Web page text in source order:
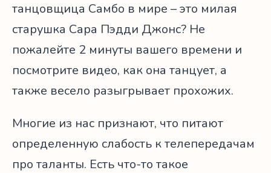
танцовщица Самбо в мире – это милая
старушка Сара Пэдди Джонс? Не
пожалейте 2 минуты вашего времени и
посмотрите видео, как она танцует, а
также весело разыгрывает прохожих.
Многие из нас признают, что питают
определенную слабость к телепередачам
про таланты. Есть что-то такое